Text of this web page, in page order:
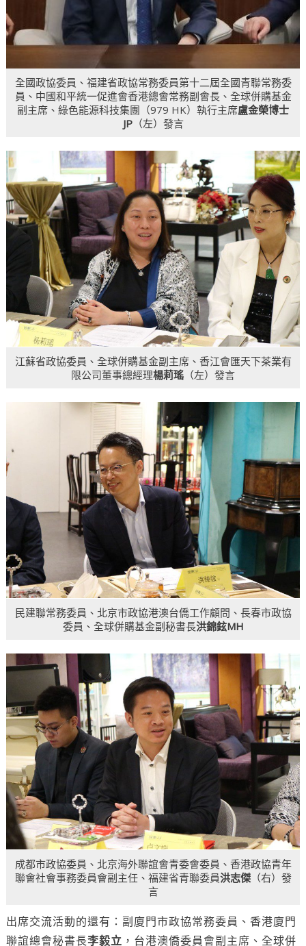
全國政協委員、福建省政協常務委員第十二屆全國青聯常務委
員、中國和平統一促進會香港總會常務副會長、全球併購基金
副主席、綠色能源科技集團（979 HK）執行主席盧金榮博士
JP（左）發言
江蘇省政協委員、全球併購基金副主席、香江會匯天下茶業有
限公司董事總經理楊莉瑤 （左）發言
民建聯常務委員、北京市政協港澳台僑工作顧問、長春市政協
委員、全球併購基金副秘書長洪錦鉉MH
成都市政協委員、北京海外聯誼會青委會委員、香港政協青年
聯會社會事務委員會副主任、福建省青聯委員洪志傑（右）發
言
出席交流活動的還有：副廈門市政協常務委員、香港廈門
聯誼總會秘書長李毅立 ，台港澳僑委員會副主席、全球併